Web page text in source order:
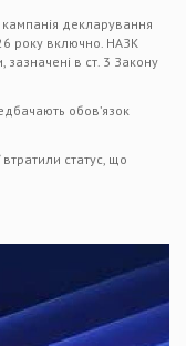
декларування
року включно. НАЗК
в ст. 3 Закону
обов’язок
статус, що